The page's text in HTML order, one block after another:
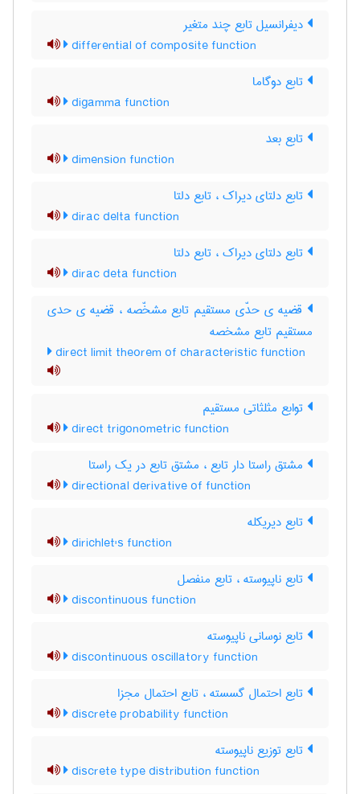
دیفرانسیل تابع چند متغیر
differential of composite function
تابع دوگاما
digamma function
تابع بعد
dimension function
تابع دلتای دیراک ، تابع دلتا
dirac delta function
تابع دلتای دیراک ، تابع دلتا
dirac deta function
قضیه ی حدّی مستقیم تابع مشخّصه ، قضیه ی حدی
مستقیم تابع مشخصه
direct limit theorem of characteristic function
توابع مثلثاتی مستقیم
direct trigonometric function
مشتق راستا دار تابع ، مشتق تابع در یک راستا
directional derivative of function
تابع دیریکله
dirichlet's function
تابع ناپیوسته ، تابع منفصل
discontinuous function
تابع نوسانی ناپیوسته
discontinuous oscillatory function
تابع احتمال گسسته ، تابع احتمال مجزا
discrete probability function
تابع توزیع ناپیوسته
discrete type distribution function